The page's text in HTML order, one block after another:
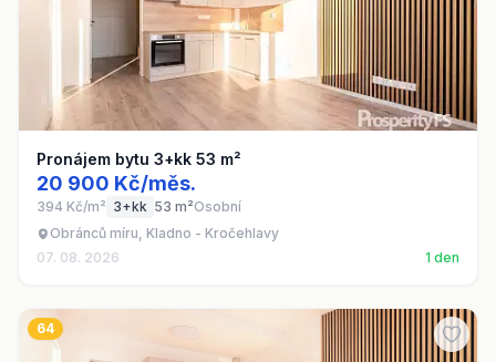
Pronájem bytu 3+kk 53 m²
20 900 Kč/měs.
394 Kč/m² 3+kk 53 m²Osobní
Obránců míru, Kladno - Kročehlavy
07. 08. 2026
1 den
64